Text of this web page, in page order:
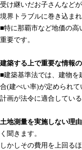
受け継いだお子さんなどが
境界トラブルに巻き込ま
■特に那覇市など地価の高
重要です。
建築する上で重要な情報
■建築基準法では、建物を
合(建ぺい率)が定められ
計画が法令に適合してい
土地測量を実施しない理
く聞きます。
しかしその費用を上回る